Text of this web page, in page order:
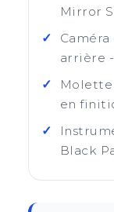
Mirror
arrière
en
Black